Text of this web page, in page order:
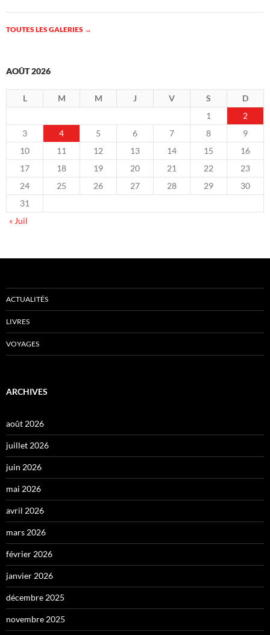
TOUTES LES GALERIES →
AOÛT 2026
L M M J V S
D
1
2
3
4 5 6 7 8
9
10
11 12 13 14 15
16
17
18 19 20 21 22
23
24
25 26 27 28 29
30
31
« Juil
ACTUALITÉS
LIVRES
VOYAGES
ARCHIVES
août 2026
juillet 2026
juin 2026
mai 2026
avril 2026
mars 2026
février 2026
janvier 2026
décembre 2025
novembre 2025